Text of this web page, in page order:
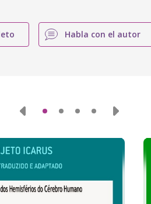
Habla con el autor